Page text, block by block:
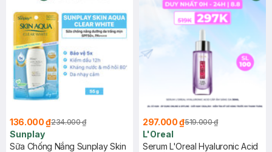
136.000 ₫234.000 ₫
Sunplay
Sữa Chống Nắng Sunplay Skin
297.000 ₫519.000 ₫
L'Oreal
Serum L'Oreal Hyaluronic Acid